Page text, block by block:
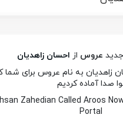
عروس از احسان زاهدیان
به نام عروس برای شما
صدا آماده کردیم
Zahedian Called Aroos
Portal